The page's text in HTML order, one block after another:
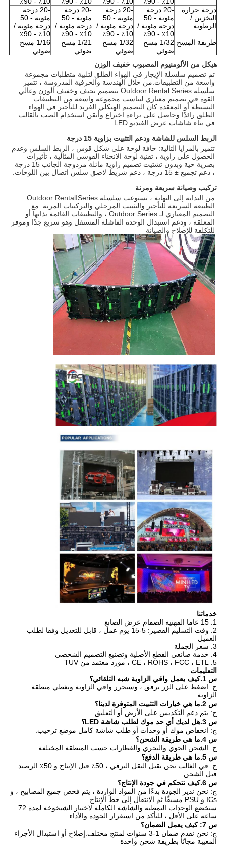
درجة حرارة
التخزين /
الرطوبة
-20 درجة
مئوية - 50
درجة مئوية /
10٪ - 90٪
-20 درجة
مئوية - 50
درجة مئوية /
10٪ - 90٪
-20 درجة
مئوية - 50
درجة مئوية /
10٪ - 90٪
-20 درجة
مئوية - 50
درجة مئوية /
10٪ - 90٪
طريقة المسح
1/32 مسح
ضوئي
1/32 مسح
ضوئي
1/21 مسح
ضوئي
1/16 مسح
ضوئي
هيكل من الألومنيوم المصبوب خفيف الوزن
في بناء شاشات عرض الفيديو LED.
الربط السلس للشاشة ودعم التثبيت بزاوية 15 درجة
، دعم تجميع ± 15 درجة ، دعم شريط لاصق سلس اتصال بين اللوحات.
تركيب وصيانة سريعة ومرنة
من البداية إلى النهاية ، تستوعب سلسلة Outdoor RentalⅠSeries
الطبيعة السريعة للتأجير والتثبيت المرحلي والتركيبات المرنة. مع
للتكلفة للإصلاح والصيانة
خدماتنا
1. 15 عاما المهنية الصمام عرض الصانع
2. وقت التسليم القصير: 5-15 يوم عمل ، قابل للتعديل وفقا لطلب
العميل
3. سعر الجملة
4. خدمة صانعي القطع الأصلية وتصنيع التصميم الشخصي
5. CE ، ROHS ، FCC ، ETL ، مورد معتمد من TUV
التعليمات
س 1.كيف يعمل واقي الزاوية شبه التلقائي؟
ج: اضغط على الزر برفق ، وسيحرر واقي الزاوية ويغطي منطقة
الزاوية.
س 2.ما هي خيارات التثبيت المتوفرة لدينا؟
ج: يتم دعم التكديس على الأرض أو التعليق.
س 3.هل لديك أي حد موك لطلب شاشة LED؟
ج: انخفاض موك أو وحدات أو طلب شاشة كامل موضع ترحيب.
س 4.ما هي طريقة الشحن؟
ج: الشحن الجوي والبحري والقطارات حسب المنطقة المختلفة.
س 5.ما هي طريقة الدفع؟
ج: في الغالب نحن نقبل النقل البرقي ، 50٪ قبل الإنتاج و 50٪ الرصيد
قبل الشحن.
س 6.كيف تتحكم في جودة الإنتاج؟
ج: نحن ندير الجودة بدءًا من المواد الواردة ، يتم فحص جميع المصابيح ، و
ICs و PSU مسبقًا ثم الانتقال إلى خط الإنتاج.
ستخضع الوحدات النمطية والشاشة الكاملة لاختبار الشيخوخة لمدة 72
ساعة على الأقل ، للتأكد من استقرار الجودة والأداء.
س 7: كيف يعمل الضمان؟
ج: نحن نقدم ضمان 1-3 سنوات لمنتج مختلف.إصلاح أو استبدال الأجزاء
المعيبة مجانًا بطريقة شحن واحدة